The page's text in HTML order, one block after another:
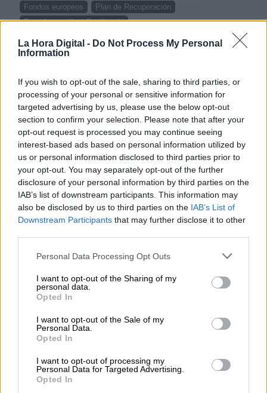
La Hora Digital - Do Not Process My Personal
Information
If you wish to opt-out of the sale, sharing to third parties, or
processing of your personal or sensitive information for
targeted advertising by us, please use the below opt-out
section to confirm your selection. Please note that after your
opt-out request is processed you may continue seeing
interest-based ads based on personal information utilized by
us or personal information disclosed to third parties prior to
your opt-out. You may separately opt-out of the further
disclosure of your personal information by third parties on the
IAB’s list of downstream participants. This information may
also be disclosed by us to third parties on the IAB’s List of
Downstream Participants that may further disclose it to other
Personal Data Processing Opt Outs
I want to opt-out of the Sharing of my
personal data.
Opted In
I want to opt-out of the Sale of my
Personal Data.
Opted In
I want to opt-out of processing my
Personal Data for Targeted Advertising.
Opted In
Fondos europeos
Plan de Recuperación
Transformación y Resiliencia
Agricultura promociona los
Alimentos de España en la Cumbre
de la OTAN